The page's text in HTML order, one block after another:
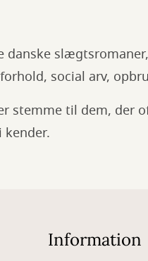
danske
social arv,
stemme til dem, der
kender.
Information